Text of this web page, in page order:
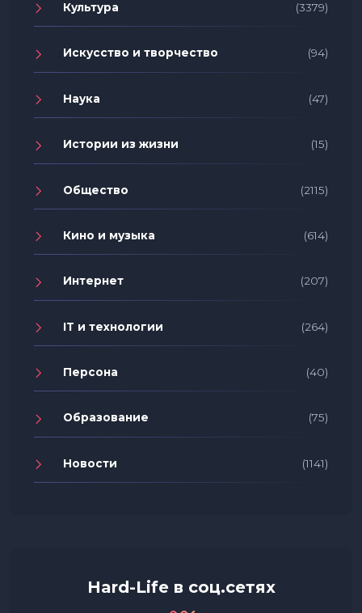
Культура (3379)
Искусство и творчество (94)
Наука (47)
Истории из жизни (15)
Общество (2115)
Кино и музыка (614)
Интернет (207)
IT и технологии (264)
Персона (40)
Образование (75)
Новости (1141)
Hard-Life в соц.сетях